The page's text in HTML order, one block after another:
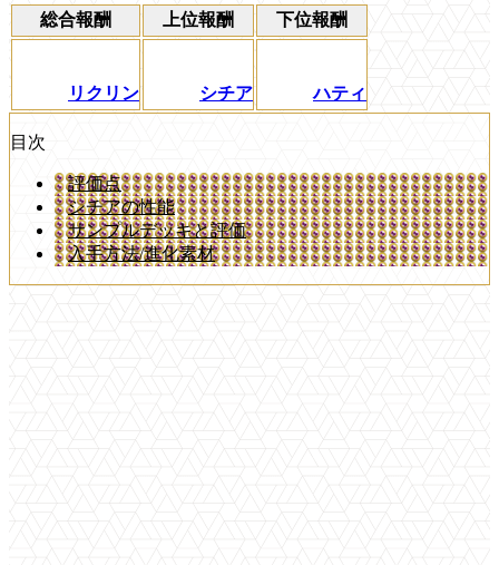
総合報酬
上位報酬 下位報酬
リクリン シチア ハティ
目次
評価点
シチアの性能
サンプルデッキと評価
入手方法/進化素材